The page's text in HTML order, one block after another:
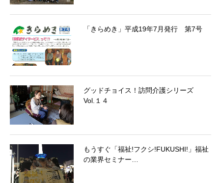
「きらめき」平成19年7月発行 第7号
グッドチョイス！訪問介護シリーズ
Vol.１４
もうすぐ「福祉!フクシ!FUKUSHI!」福祉
の業界セミナー…